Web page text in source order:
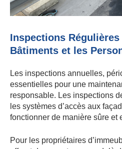
Inspections
Bâtiments et les
Les inspections annuelles,
essentielles pour une
responsable. Les inspections
les systèmes d’accès aux
fonctionner de manière sûre et
Pour les propriétaires